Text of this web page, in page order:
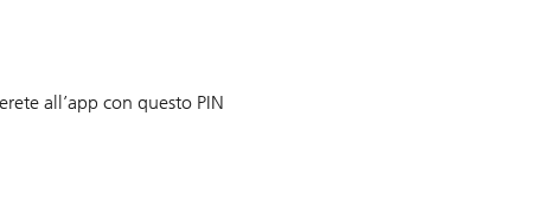
all’app con questo PIN